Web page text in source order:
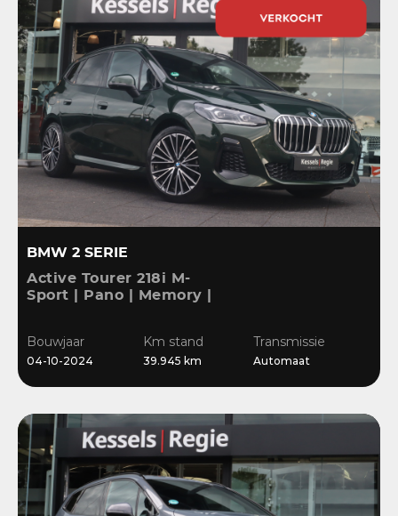
BMW 2 SERIE
Active Tourer 218i M-
Sport | Pano | Memory |
Massage |
Stuur/Stoelverwarming |
Bouwjaar
04-10-2024
Km stand
39.945 km
Transmissie
Automaat